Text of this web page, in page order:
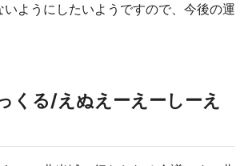
いようにしたいようですので、今後の運
くる/えぬえーえーしーえ